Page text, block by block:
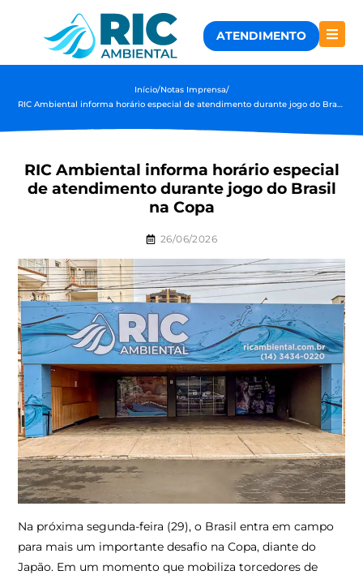
ATENDIMENTO
Início/Notas Imprensa/
RIC Ambiental informa horário especial de atendimento durante jogo do Brasil na Copa
RIC Ambiental informa horário especial
de atendimento durante jogo do Brasil
na Copa
26/06/2026
Na próxima segunda-feira (29), o Brasil entra em campo
para mais um importante desafio na Copa, diante do
Japão. Em um momento que mobiliza torcedores de